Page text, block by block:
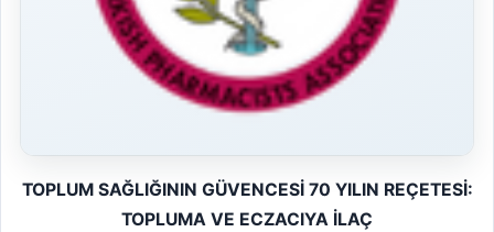
TOPLUM SAĞLIĞININ GÜVENCESİ 70 YILIN REÇETESİ:
TOPLUMA VE ECZACIYA İLAÇ